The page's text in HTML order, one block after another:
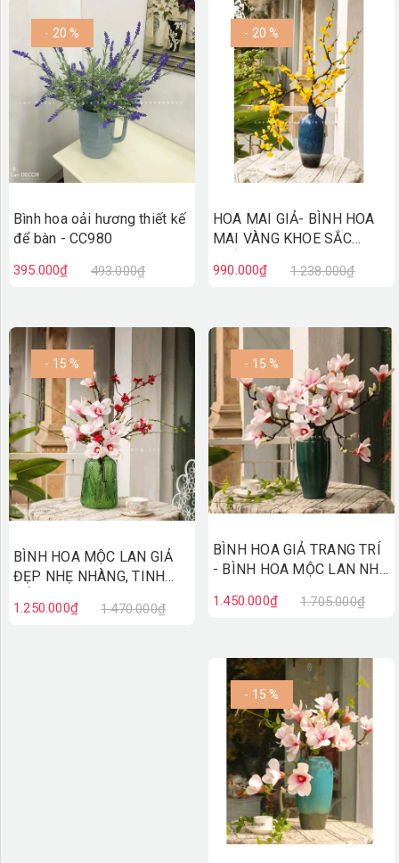
- 20 %
Bình hoa oải hương thiết kế
để bàn - CC980
395.000₫ 493.000₫
- 20 %
HOA MAI GIẢ- BÌNH HOA
MAI VÀNG KHOE SẮC
990.000₫ 1.238.000₫
- 15 %
BÌNH HOA MỘC LAN GIẢ
ĐẸP NHẸ NHÀNG, TINH
1.250.000₫ 1.470.000₫
- 15 %
BÌNH HOA GIẢ TRANG TRÍ
- BÌNH HOA MỘC LAN NHẸ
BH1199
1.450.000₫ 1.705.000₫
- 15 %